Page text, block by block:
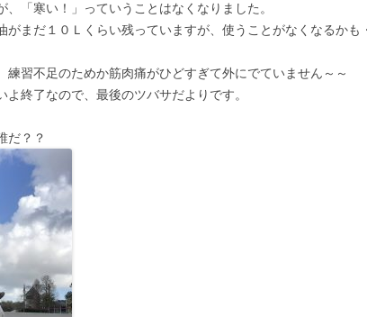
、「寒い！」っていうことはなくなりました。
がまだ１０Ｌくらい残っていますが、使うことがなくなるかも
練習不足のためか筋肉痛がひどすぎて外にでていません～～
よ終了なので、最後のツバサだよりです。
だ？？